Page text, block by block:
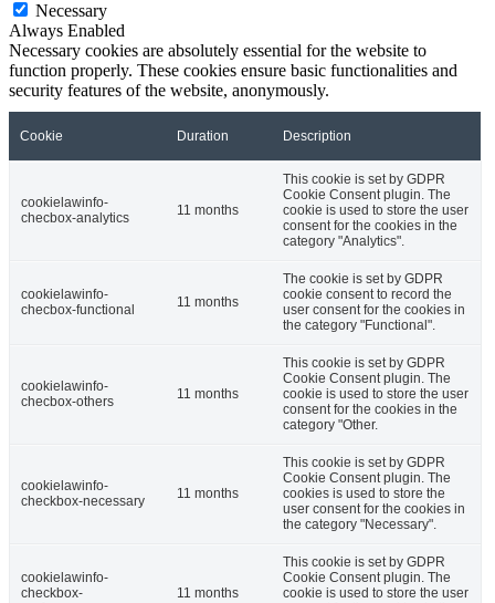
Necessary
Always Enabled
Necessary cookies are absolutely essential for the website to
function properly. These cookies ensure basic functionalities and
security features of the website, anonymously.
Cookie Duration Description
cookielawinfo-
checbox-analytics
11 months
This cookie is set by GDPR
Cookie Consent plugin. The
cookie is used to store the user
consent for the cookies in the
category "Analytics".
cookielawinfo-
checbox-functional
11 months
The cookie is set by GDPR
cookie consent to record the
user consent for the cookies in
the category "Functional".
cookielawinfo-
checbox-others
11 months
This cookie is set by GDPR
Cookie Consent plugin. The
cookie is used to store the user
consent for the cookies in the
category "Other.
cookielawinfo-
checkbox-necessary
11 months
This cookie is set by GDPR
Cookie Consent plugin. The
cookies is used to store the
user consent for the cookies in
the category "Necessary".
cookielawinfo-
checkbox-
11 months
This cookie is set by GDPR
Cookie Consent plugin. The
cookie is used to store the user